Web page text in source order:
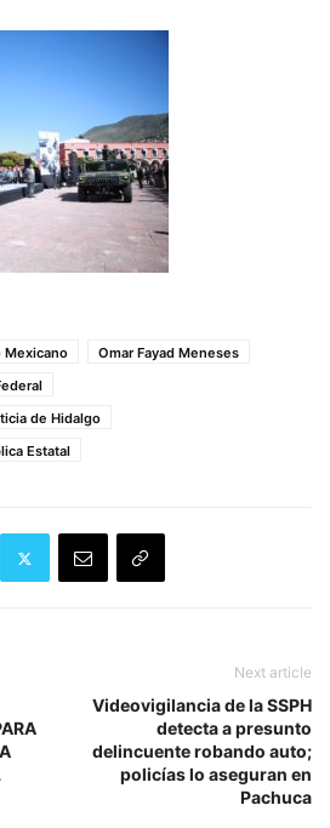
Mexicano
Omar Fayad Meneses
de Hidalgo
Estatal
Next article
Videovigilancia de la SSPH
detecta a presunto
delincuente robando auto;
policías lo aseguran en
Pachuca